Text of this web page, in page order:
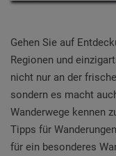
Gehen Sie auf
Regionen und
nicht nur an der
sondern es macht
Wanderwege kennen
Tipps für
für ein besonderes